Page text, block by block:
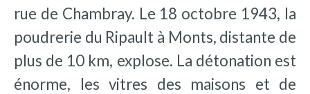
rue de Chambray. Le 18 octobre 1943, la
poudrerie du Ripault à Monts, distante de
plus de 10 km, explose. La détonation est
énorme, les vitres des maisons et de